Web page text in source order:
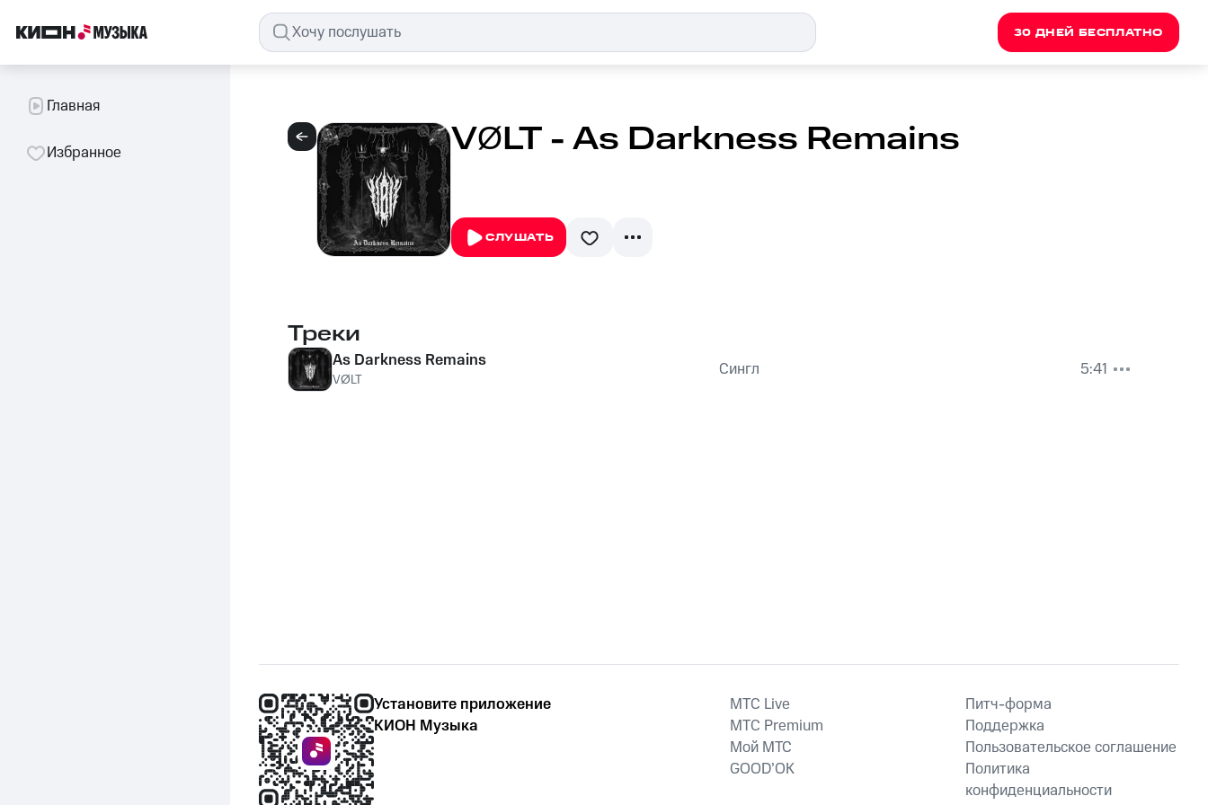
30 ДНЕЙ БЕСПЛАТНО
Главная
Избранное VØLT - As Darkness Remains
СЛУШАТЬ
Треки
As Darkness Remains
VØLT Сингл 5:41
Установите приложение
КИОН Музыка
MTС Live
MTС Premium
Мой МТС
GOOD’OK
Питч-форма
Поддержка
Пользовательское соглашение
Политика
конфиденциальности